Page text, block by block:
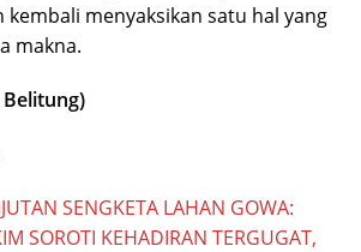
kembali menyaksikan satu hal yang
makna.
Belitung)
SENGKETA LAHAN GOWA:
SOROTI KEHADIRAN TERGUGAT,